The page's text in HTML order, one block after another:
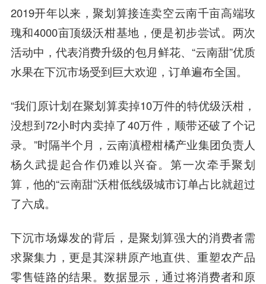
2019开年以来，聚划算接连卖空云南千亩高端玫
瑰和4000亩顶级沃柑基地，便是初步尝试。两次
活动中，代表消费升级的包月鲜花、“云南甜”优质
水果在下沉市场受到巨大欢迎，订单遍布全国。
“我们原计划在聚划算卖掉10万件的特优级沃柑，
没想到72小时内卖掉了40万件，顺带还破了个记
录。”时隔半个月，云南滇橙柑橘产业集团负责人
杨久武提起合作仍难以兴奋。第一次牵手聚划
算，他的“云南甜”沃柑低线级城市订单占比就超过
了六成。
下沉市场爆发的背后，是聚划算强大的消费者需
求聚集力，更是其深耕原产地直供、重塑农产品
零售链路的结果。数据显示，通过将消费者和原